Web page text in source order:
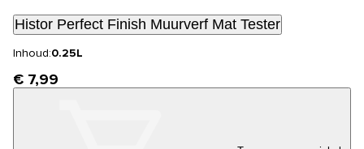
Histor Perfect Finish Muurverf Mat Tester
Inhoud:0.25L
€ 7,99